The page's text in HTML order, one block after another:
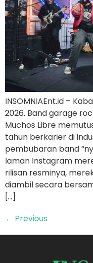
INSOMNIAEnt.id –
2026. Band garage
Muchos Libre
tahun berkarier di
pembubaran band
laman Instagram
rilisan resminya,
diambil secara
[…]
← Previous